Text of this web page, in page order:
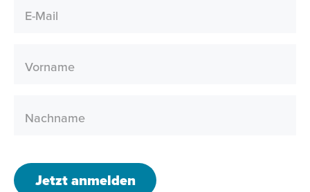
E-Mail
Vorname
Nachname
Jetzt anmelden